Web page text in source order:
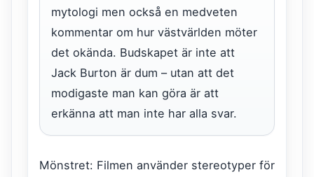
mytologi men också en medveten
kommentar om hur västvärlden möter
det okända. Budskapet är inte att
Jack Burton är dum – utan att det
modigaste man kan göra är att
erkänna att man inte har alla svar.
Mönstret: Filmen använder stereotyper för